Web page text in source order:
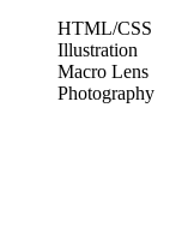
HTML/CSS
Illustration
Macro Lens
Photography